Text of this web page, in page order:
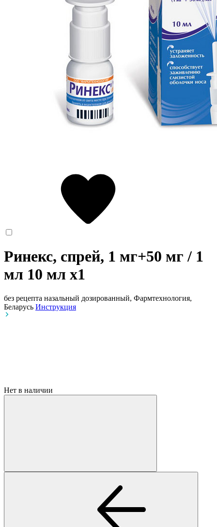
Ринекс, спрей, 1 мг+50 мг / 1
мл 10 мл x1
без рецепта назальный дозированный, Фармтехнология,
Беларусь Инструкция
Нет в наличии